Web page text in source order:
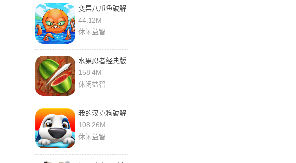
变异八爪鱼破解
版无限贝壳无限
金币免广告版
44.12M
休闲益智
水果忍者经典版
1.0.0下载安装
158.4M
休闲益智
我的汉克狗破解
版无限金币无限
钻石下载
108.26M
休闲益智